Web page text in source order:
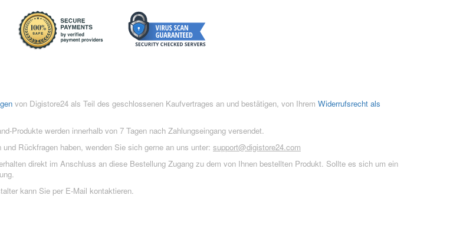
von Digistore24 als Teil des geschlossenen Kaufvertrages an und bestätigen, von Ihrem Widerrufsrecht als
Produkte werden innerhalb von 7 Tagen nach Zahlungseingang versendet.
Rückfragen haben, wenden Sie sich gerne an uns unter: support@digistore24.com
direkt im Anschluss an diese Bestellung Zugang zu dem von Ihnen bestellten Produkt. Sollte es sich um ein
kann Sie per E-Mail kontaktieren.